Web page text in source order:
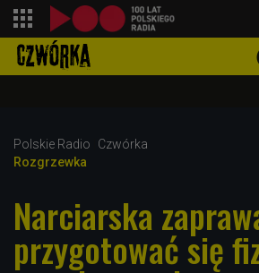
Polskie Radio
Czwórka
Rozgrzewka
Narciarska
przygotować się